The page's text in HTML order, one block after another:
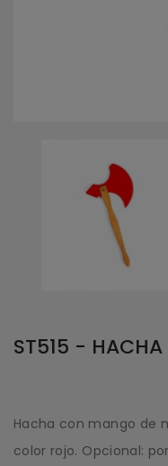
ST515 - HACHA
Hacha con mango de
color rojo. Opcional: